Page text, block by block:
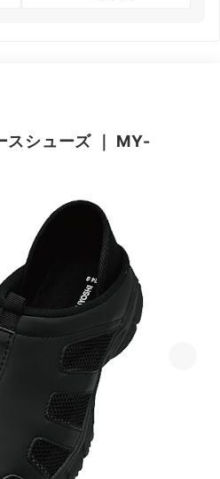
スシューズ｜ MY-